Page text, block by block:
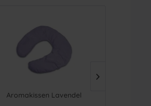
Aromakissen Lavendel